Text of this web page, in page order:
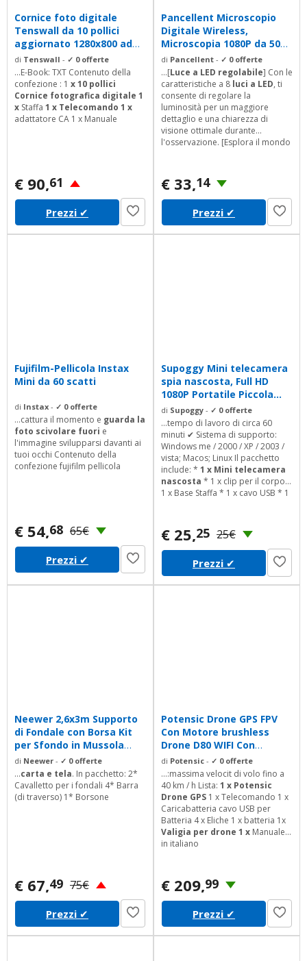
Cornice foto digitale
Tenswall da 10 pollici
aggiornato 1280x800 ad
alta...
di Tenswall - ✓ 0 offerte
...E-Book: TXT Contenuto della
confezione : 1 x 10 pollici
Cornice fotografica digitale 1
x Staffa 1 x Telecomando 1 x
adattatore CA 1 x Manuale
€ 90,61
Prezzi ✔
Pancellent Microscopio
Digitale Wireless,
Microscopia 1080P da 50X
a 1000X USB...
di Pancellent - ✓ 0 offerte
...[Luce a LED regolabile] Con le
caratteristiche a 8 luci a LED, ti
consente di regolare la
luminosità per un maggiore
dettaglio e una chiarezza di
visione ottimale durante
l'osservazione. [Esplora il mondo
l'ispezione dei capelli, l'ispezione
industriale (PCB, materiale),
l'educazione, la stampa
industriale, l'industria tessile,
l'ispezione biologica, l'ispezione
di gioielli e...
€ 33,14
Prezzi ✔
Fujifilm-Pellicola Instax
Mini da 60 scatti
di Instax - ✓ 0 offerte
...cattura il momento e guarda la
foto scivolare fuori e
l'immagine svilupparsi davanti ai
tuoi occhi Contenuto della
confezione fujifilm pellicola
€ 54,68 65€
Prezzi ✔
Supoggy Mini telecamera
spia nascosta, Full HD
1080P Portatile Piccola...
di Supoggy - ✓ 0 offerte
...tempo di lavoro di circa 60
minuti ✔ Sistema di supporto:
Windows me / 2000 / XP / 2003 /
vista; Macos; Linux Il pacchetto
include: * 1 x Mini telecamera
nascosta * 1 x clip per il corpo *
1 x Base Staffa * 1 x cavo USB * 1
Caricare la fotocamera per 3,5
ore prima prima dell'uso per
assicurarsi che la fotocamera sia
completamente carica al 100%.
Non inserire la...
€ 25,25 25€
Prezzi ✔
Neewer 2,6x3m Supporto
di Fondale con Borsa Kit
per Sfondo in Mussola
Carta...
di Neewer - ✓ 0 offerte
...carta e tela. In pacchetto: 2*
Cavalletto per i fondali 4* Barra
(di traverso) 1* Borsone
€ 67,49 75€
Prezzi ✔
Potensic Drone GPS FPV
Con Motore brushless
Drone D80 WIFI Con
Telecamera...
di Potensic - ✓ 0 offerte
...:massima velocit di volo fino a
40 km / h Lista: 1 x Potensic
Drone GPS 1 x Telecomando 1 x
Caricabatteria cavo USB per
Batteria 4 x Eliche 1 x batteria 1x
Valigia per drone 1 x Manuale
in italiano
€ 209,99
Prezzi ✔